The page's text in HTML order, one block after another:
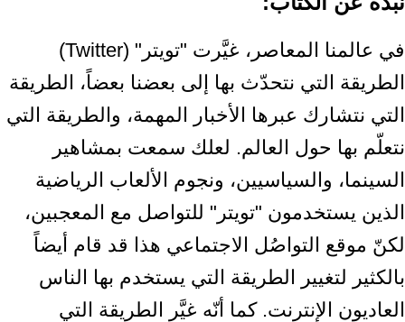
في عالمنا المعاصر، غيَّرت "تويتر" (Twitter)
الطريقة التي نتحدّث بها إلى بعضنا بعضاً، الطريقة
التي نتشارك عبرها الأخبار المهمة، والطريقة التي
نتعلّم بها حول العالم. لعلك سمعت بمشاهير
السينما، والسياسيين، ونجوم الألعاب الرياضية
الذين يستخدمون "تويتر" للتواصل مع المعجبين،
لكنّ موقع التواصُل الاجتماعي هذا قد قام أيضاً
بالكثير لتغيير الطريقة التي يستخدم بها الناس
العاديون الإنترنت. كما أنّه غيَّر الطريقة التي